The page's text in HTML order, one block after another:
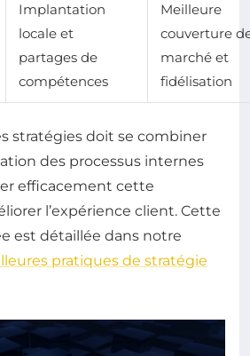
Implantation
locale et
partages de
compétences
Meilleure
couverture
marché et
fidélisation
stratégies doit se combiner
des processus internes
efficacement cette
l’expérience client. Cette
est détaillée dans notre
pratiques de stratégie